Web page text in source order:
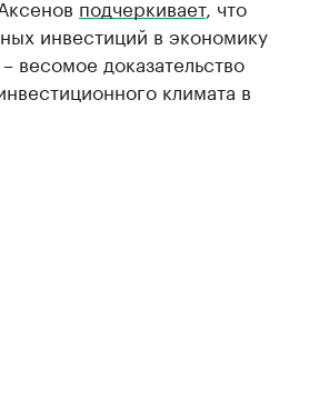
подчеркивает, что
инвестиций в экономику
весомое доказательство
климата в